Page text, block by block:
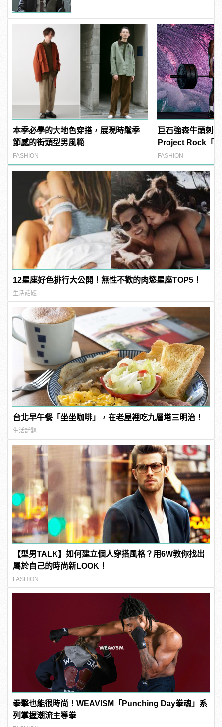
本季必學的大地色穿搭，展現時髦季
節感的街頭型男風範
FASHION
巨石強森牛頭刺
Project Rock「
猛上架
FASHION
12星座好色排行大公開！無性不歡的肉慾星座TOP5！
生活話題
台北早午餐「坐坐咖啡」，在老屋裡吃九層塔三明治！
生活話題
【型男TALK】如何建立個人穿搭風格？用6W教你找出
屬於自己的時尚新LOOK！
FASHION
拳擊也能很時尚！WEAVISM「Punching Day拳魂」系
列掌握潮流主導拳